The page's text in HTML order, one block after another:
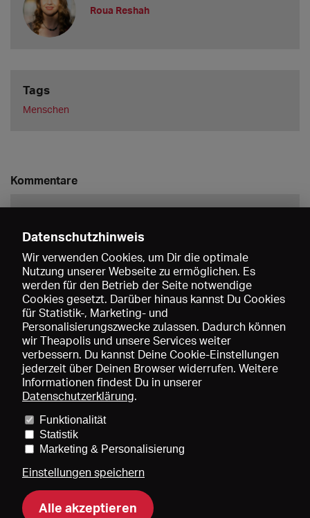
Roua Reshah
Tags
Menschen
Kommentare
Speichern
Preise und Mitgliedschaften
Mediadaten
Über uns Impressum
Datenschutzhinweis
Wir verwenden Cookies, um Dir die optimale
Nutzung unserer Webseite zu ermöglichen. Es
werden für den Betrieb der Seite notwendige
Cookies gesetzt. Darüber hinaus kannst Du Cookies
für Statistik-, Marketing- und
Personalisierungszwecke zulassen. Dadurch können
wir Theapolis und unsere Services weiter
verbessern. Du kannst Deine Cookie-Einstellungen
jederzeit über Deinen Browser widerrufen. Weitere
Informationen findest Du in unserer
Datenschutzerklärung.
Funktionalität
Statistik
Marketing & Personalisierung
Einstellungen speichern
Alle akzeptieren